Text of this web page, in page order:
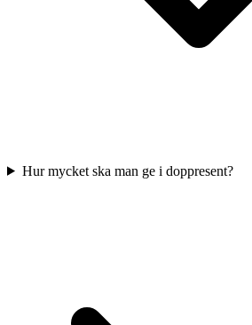
Hur mycket ska man ge i doppresent?